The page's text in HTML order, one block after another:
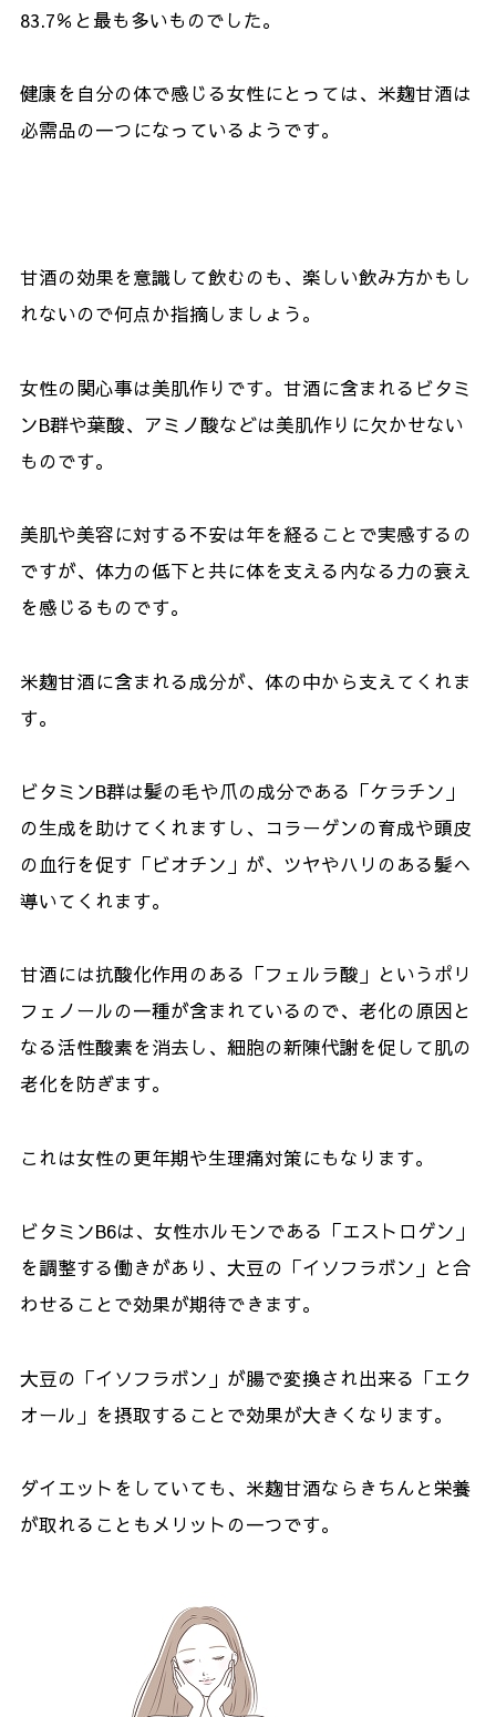
83.7％と最も多いものでした。
健康を自分の体で感じる女性にとっては、米麹甘酒は
必需品の一つになっているようです。
甘酒の効果を意識して飲むのも、楽しい飲み方かもし
れないので何点か指摘しましょう。
女性の関心事は美肌作りです。甘酒に含まれるビタミ
ンB群や葉酸、アミノ酸などは美肌作りに欠かせない
ものです。
美肌や美容に対する不安は年を経ることで実感するの
ですが、体力の低下と共に体を支える内なる力の衰え
を感じるものです。
米麹甘酒に含まれる成分が、体の中から支えてくれま
す。
ビタミンB群は髪の毛や爪の成分である「ケラチン」
の生成を助けてくれますし、コラーゲンの育成や頭皮
の血行を促す「ビオチン」が、ツヤやハリのある髪へ
導いてくれます。
甘酒には抗酸化作用のある「フェルラ酸」というポリ
フェノールの一種が含まれているので、老化の原因と
なる活性酸素を消去し、細胞の新陳代謝を促して肌の
老化を防ぎます。
これは女性の更年期や生理痛対策にもなります。
ビタミンB6は、女性ホルモンである「エストロゲン」
を調整する働きがあり、大豆の「イソフラボン」と合
わせることで効果が期待できます。
大豆の「イソフラボン」が腸で変換され出来る「エク
オール」を摂取することで効果が大きくなります。
ダイエットをしていても、米麹甘酒ならきちんと栄養
が取れることもメリットの一つです。